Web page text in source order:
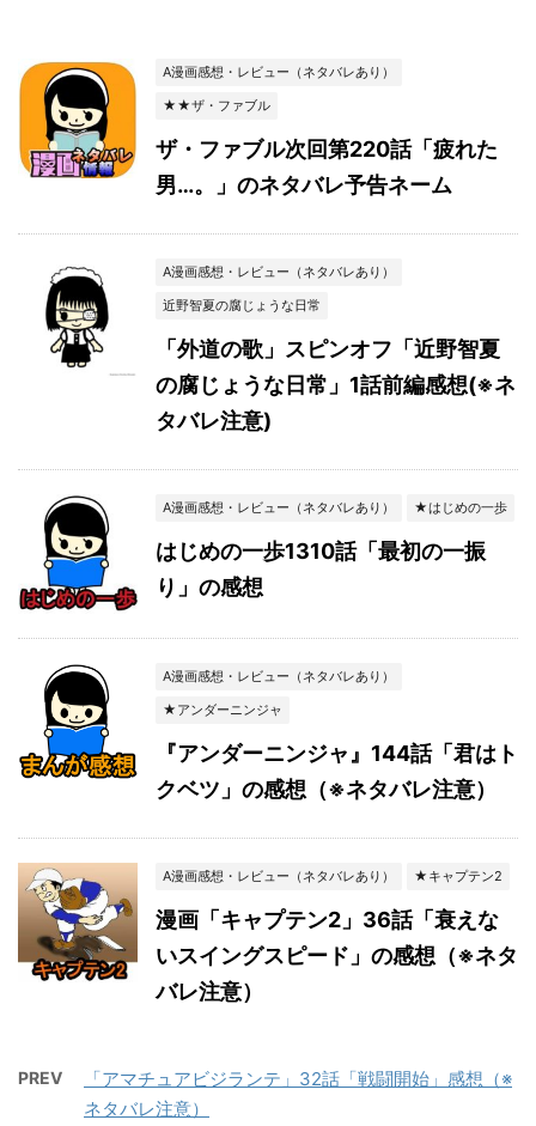
A漫画感想・レビュー（ネタバレあり）
★★ザ・ファブル
ザ・ファブル次回第220話「疲れた
男…。」のネタバレ予告ネーム
A漫画感想・レビュー（ネタバレあり）
近野智夏の腐じょうな日常
「外道の歌」スピンオフ「近野智夏
の腐じょうな日常」1話前編感想(※ネ
タバレ注意)
A漫画感想・レビュー（ネタバレあり） ★はじめの一歩
はじめの一歩1310話「最初の一振
り」の感想
A漫画感想・レビュー（ネタバレあり）
★アンダーニンジャ
『アンダーニンジャ』144話「君はト
クベツ」の感想（※ネタバレ注意）
A漫画感想・レビュー（ネタバレあり） ★キャプテン2
漫画「キャプテン2」36話「衰えな
いスイングスピード」の感想（※ネタ
バレ注意）
PREV
「アマチュアビジランテ」32話「戦闘開始」感想（※
ネタバレ注意）